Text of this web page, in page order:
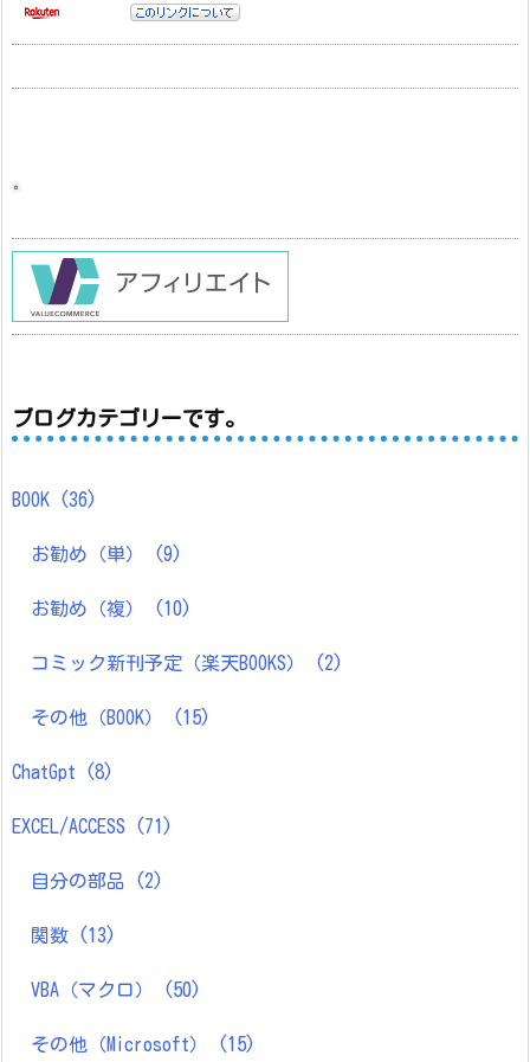
ブログカテゴリーです。
BOOK (36)
お勧め（単） (9)
お勧め（複） (10)
コミック新刊予定（楽天BOOKS） (2)
その他（BOOK） (15)
ChatGpt (8)
EXCEL/ACCESS (71)
自分の部品 (2)
関数 (13)
VBA（マクロ） (50)
その他（Microsoft） (15)